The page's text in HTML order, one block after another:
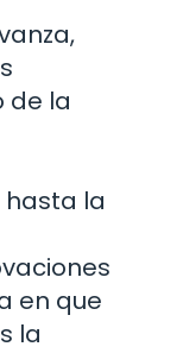
de la
hasta la
en que
la